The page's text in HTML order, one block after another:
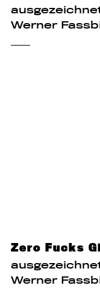
Werner
Zero Fucks
Werner